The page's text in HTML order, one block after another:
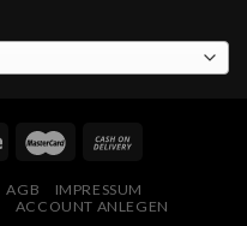
AGB
IMPRESSUM
ACCOUNT ANLEGEN